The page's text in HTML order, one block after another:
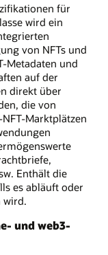
für
wird ein
von NFTs und
Metadaten und
auf der
direkt über
die von
Marktplätzen
Enthält die
es abläuft oder
wird.
und web3-